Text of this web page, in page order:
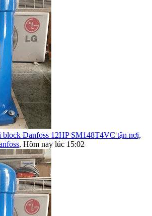
block Danfoss 12HP SM148T4VC tận nơi,
, Hôm nay lúc 15:02